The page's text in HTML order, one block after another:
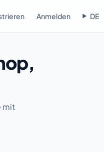
Anmelden DE
mit